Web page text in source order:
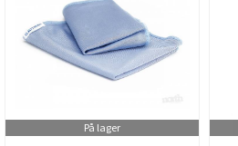
På lager